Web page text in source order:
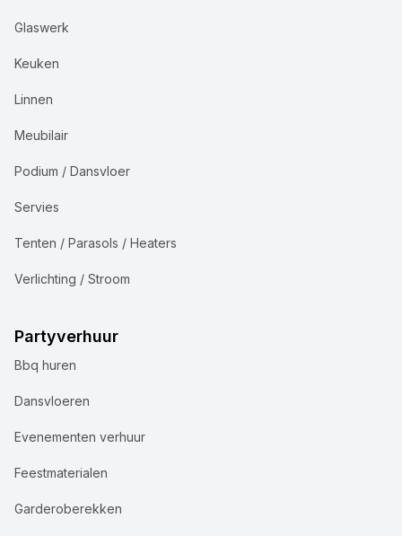
Glaswerk
Keuken
Linnen
Meubilair
Podium / Dansvloer
Servies
Tenten / Parasols / Heaters
Verlichting / Stroom
Partyverhuur
Bbq huren
Dansvloeren
Evenementen verhuur
Feestmaterialen
Garderoberekken